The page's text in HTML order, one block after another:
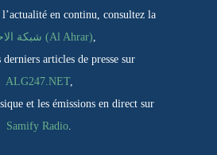
en continu, consultez la
شبكة الاحرار (Al Ahrar),
articles de presse sur
ALG247.NET,
et les émissions en direct sur
Samify Radio.